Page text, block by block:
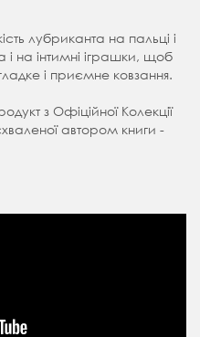
лубриканта на пальці і
на інтимні іграшки, щоб
і приємне ковзання.
з Офіційної Колекції
автором книги -